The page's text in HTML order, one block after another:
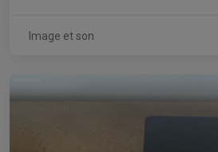
Image et son